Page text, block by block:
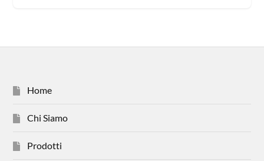
Home
Chi Siamo
Prodotti